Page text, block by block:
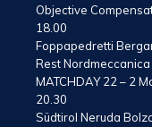
Objective
18.00
Foppapedretti
Rest
MATCHDAY 22 – 2
20.30
Südtirol Neruda